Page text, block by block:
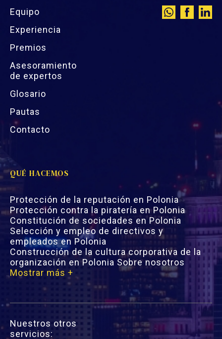
Equipo
Experiencia
Premios
Asesoramiento
de expertos
Glosario
Pautas
Contacto
QUÉ HACEMOS
Protección de la reputación en Polonia
Protección contra la piratería en Polonia
Constitución de sociedades en Polonia
Selección y empleo de directivos y
empleados en Polonia
Construcción de la cultura corporativa de la
organización en Polonia Sobre nosotros
Mostrar más +
Nuestros otros
servicios: